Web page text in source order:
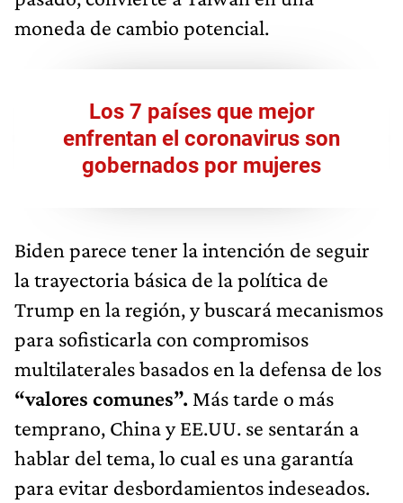
moneda de cambio potencial.
Los 7 países que mejor
enfrentan el coronavirus son
gobernados por mujeres
Biden parece tener la intención de seguir
la trayectoria básica de la política de
Trump en la región, y buscará mecanismos
para sofisticarla con compromisos
multilaterales basados en la defensa de los
“valores comunes”. Más tarde o más
temprano, China y EE.UU. se sentarán a
hablar del tema, lo cual es una garantía
para evitar desbordamientos indeseados.